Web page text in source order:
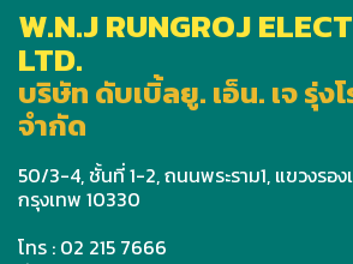
W.N.J RUNGROJ
LTD.
บริษัท ดับเบิ้ลยู. เอ็น. เจ รุ่ง
จำกัด
50/3-4, ชั้นที่ 1-2, ถนนพระราม1, แขวงรอ
กรุงเทพ 10330
โทร : 02 215 7666